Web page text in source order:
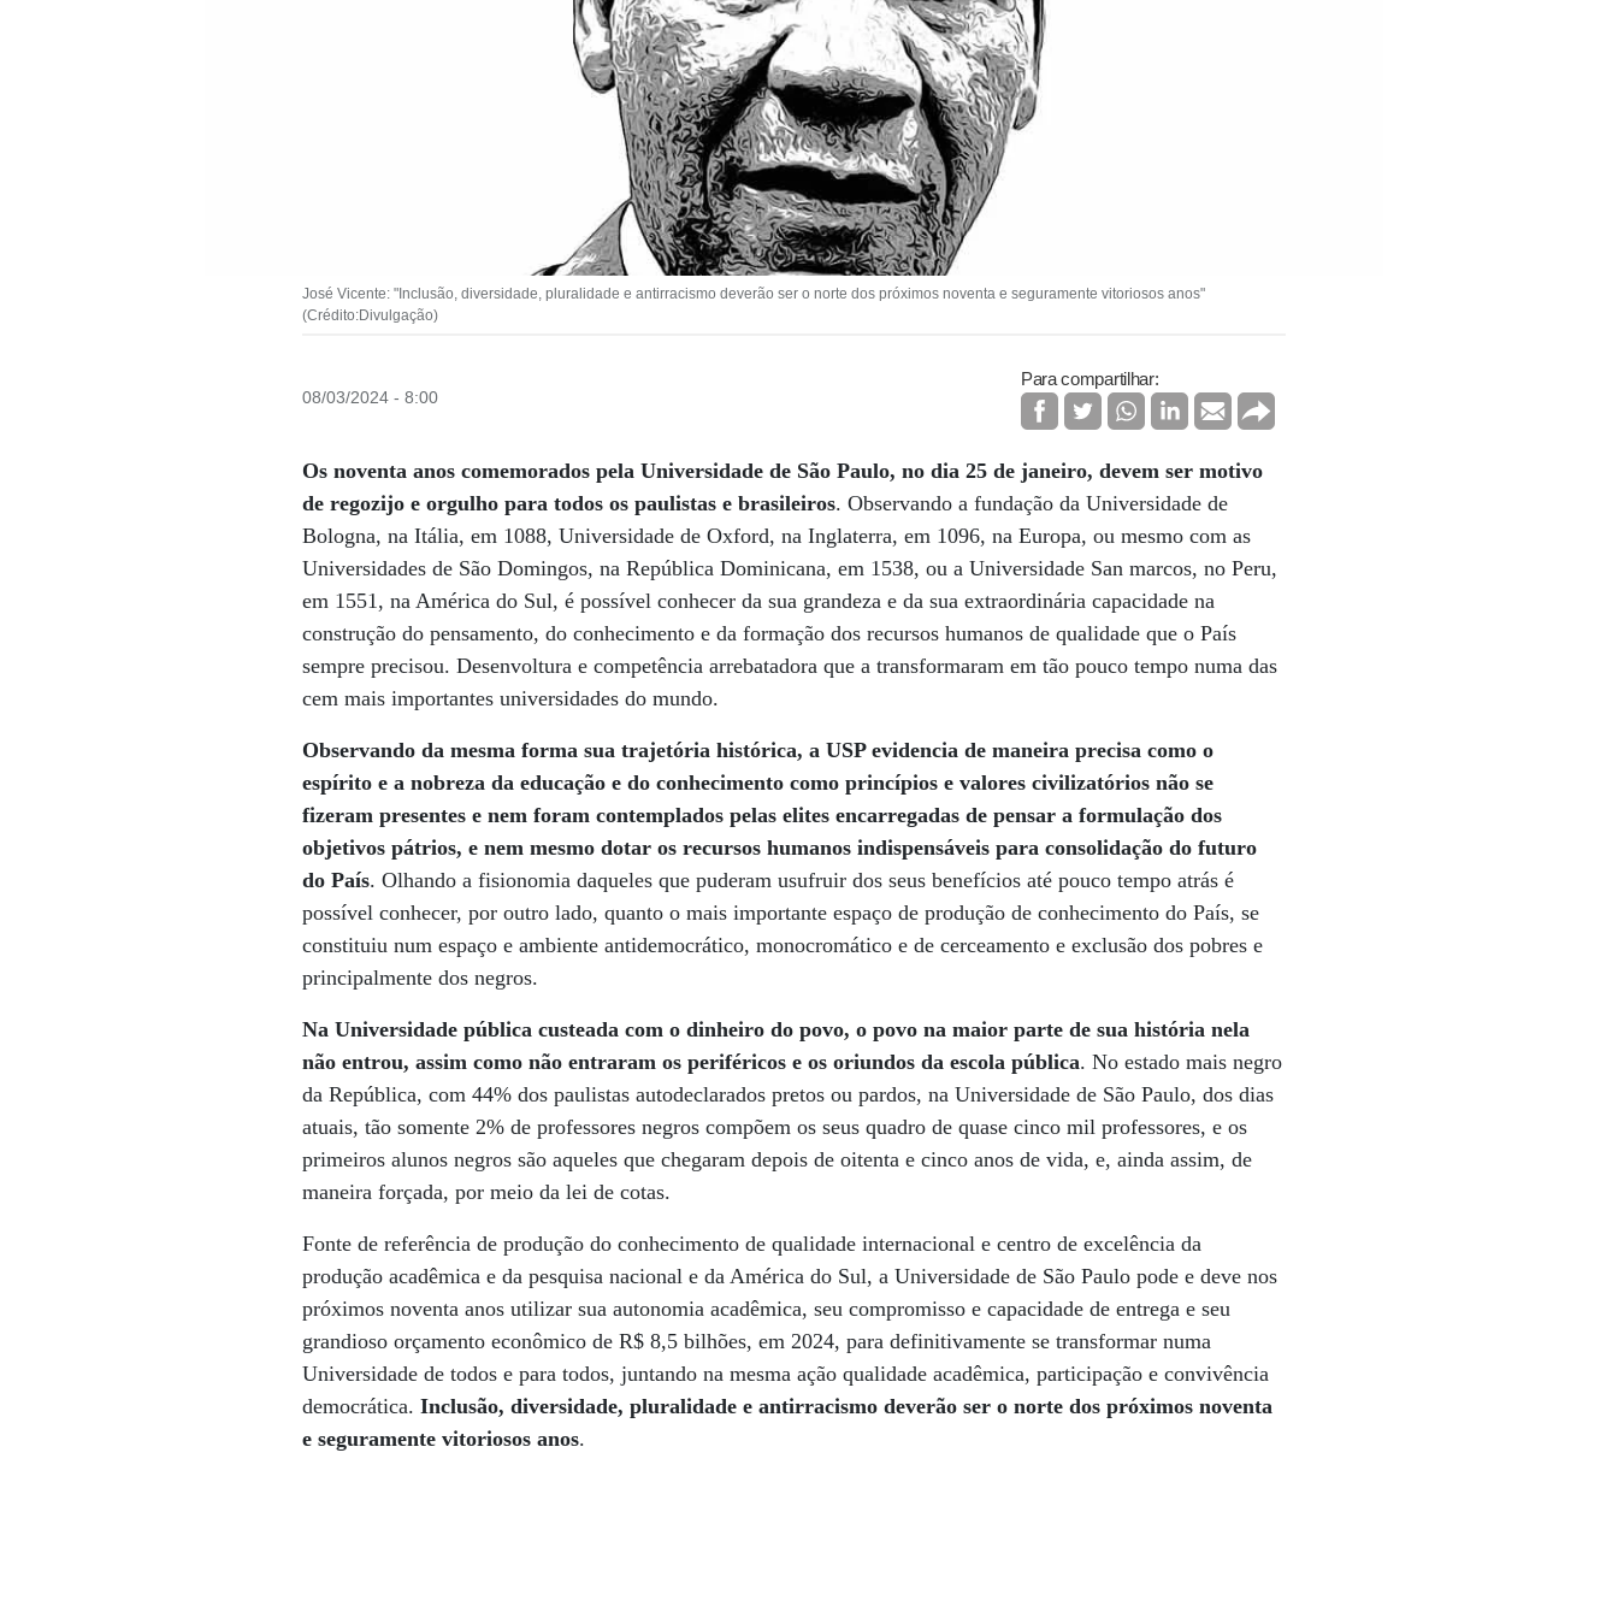
José Vicente: "Inclusão, diversidade, pluralidade e antirracismo deverão ser o norte dos próximos noventa e seguramente vitoriosos anos"
(Crédito:Divulgação)
08/03/2024 - 8:00
Para compartilhar:
Os noventa anos comemorados pela Universidade de São Paulo, no dia 25 de janeiro, devem ser motivo
de regozijo e orgulho para todos os paulistas e brasileiros. Observando a fundação da Universidade de
Bologna, na Itália, em 1088, Universidade de Oxford, na Inglaterra, em 1096, na Europa, ou mesmo com as
Universidades de São Domingos, na República Dominicana, em 1538, ou a Universidade San marcos, no Peru,
em 1551, na América do Sul, é possível conhecer da sua grandeza e da sua extraordinária capacidade na
construção do pensamento, do conhecimento e da formação dos recursos humanos de qualidade que o País
sempre precisou. Desenvoltura e competência arrebatadora que a transformaram em tão pouco tempo numa das
cem mais importantes universidades do mundo.
Observando da mesma forma sua trajetória histórica, a USP evidencia de maneira precisa como o
espírito e a nobreza da educação e do conhecimento como princípios e valores civilizatórios não se
fizeram presentes e nem foram contemplados pelas elites encarregadas de pensar a formulação dos
objetivos pátrios, e nem mesmo dotar os recursos humanos indispensáveis para consolidação do futuro
do País. Olhando a fisionomia daqueles que puderam usufruir dos seus benefícios até pouco tempo atrás é
possível conhecer, por outro lado, quanto o mais importante espaço de produção de conhecimento do País, se
constituiu num espaço e ambiente antidemocrático, monocromático e de cerceamento e exclusão dos pobres e
principalmente dos negros.
Na Universidade pública custeada com o dinheiro do povo, o povo na maior parte de sua história nela
não entrou, assim como não entraram os periféricos e os oriundos da escola pública. No estado mais negro
da República, com 44% dos paulistas autodeclarados pretos ou pardos, na Universidade de São Paulo, dos dias
atuais, tão somente 2% de professores negros compõem os seus quadro de quase cinco mil professores, e os
primeiros alunos negros são aqueles que chegaram depois de oitenta e cinco anos de vida, e, ainda assim, de
maneira forçada, por meio da lei de cotas.
Fonte de referência de produção do conhecimento de qualidade internacional e centro de excelência da
produção acadêmica e da pesquisa nacional e da América do Sul, a Universidade de São Paulo pode e deve nos
próximos noventa anos utilizar sua autonomia acadêmica, seu compromisso e capacidade de entrega e seu
grandioso orçamento econômico de R$ 8,5 bilhões, em 2024, para definitivamente se transformar numa
Universidade de todos e para todos, juntando na mesma ação qualidade acadêmica, participação e convivência
democrática.Inclusão, diversidade, pluralidade e antirracismo deverão ser o norte dos próximos noventa
e seguramente vitoriosos anos.